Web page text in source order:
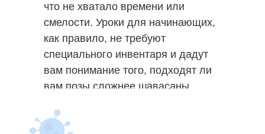
что не хватало времени или
смелости. Уроки для начинающих,
как правило, не требуют
специального инвентаря и дадут
вам понимание того, подходят ли
вам позы сложнее шавасаны.